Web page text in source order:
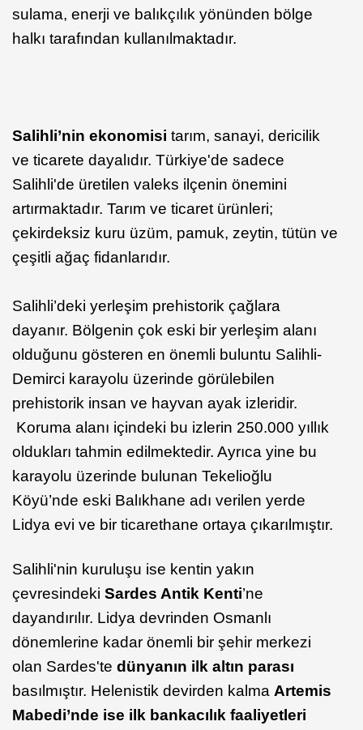
sulama, enerji ve balıkçılık yönünden bölge
halkı tarafından kullanılmaktadır.
Salihli’nin ekonomisi tarım, sanayi, dericilik
ve ticarete dayalıdır. Türkiye'de sadece
Salihli'de üretilen valeks ilçenin önemini
artırmaktadır. Tarım ve ticaret ürünleri;
çekirdeksiz kuru üzüm, pamuk, zeytin, tütün ve
çeşitli ağaç fidanlarıdır.
Salihli’deki yerleşim prehistorik çağlara
dayanır. Bölgenin çok eski bir yerleşim alanı
olduğunu gösteren en önemli buluntu Salihli-
Demirci karayolu üzerinde görülebilen
prehistorik insan ve hayvan ayak izleridir.
Koruma alanı içindeki bu izlerin 250.000 yıllık
oldukları tahmin edilmektedir. Ayrıca yine bu
karayolu üzerinde bulunan Tekelioğlu
Köyü’nde eski Balıkhane adı verilen yerde
Lidya evi ve bir ticarethane ortaya çıkarılmıştır.
Salihli'nin kuruluşu ise kentin yakın
çevresindeki Sardes Antik Kenti’ne
dayandırılır. Lidya devrinden Osmanlı
dönemlerine kadar önemli bir şehir merkezi
olan Sardes'te dünyanın ilk altın parası
basılmıştır. Helenistik devirden kalma Artemis
Mabedi’nde ise ilk bankacılık faaliyetleri